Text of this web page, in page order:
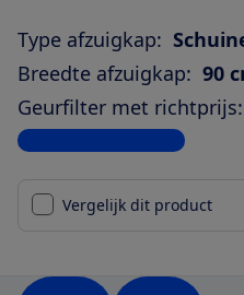
Type afzuigkap:
Breedte afzuigkap: 90
Geurfilter met richtprijs:
Bekijk alle specificaties
Vergelijk dit product